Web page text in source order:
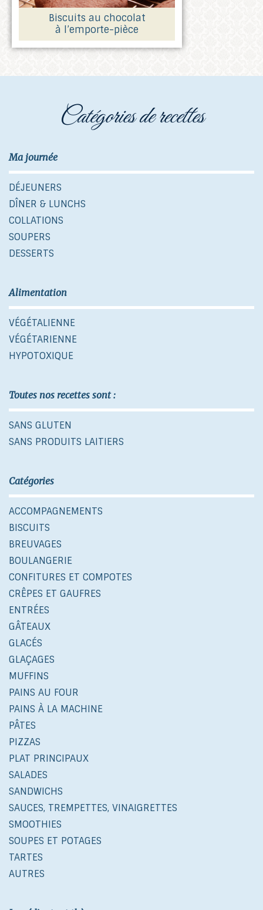
Biscuits au chocolat
à l’emporte-pièce
catégories de recettes
Ma journée
DÉJEUNERS
DÎNER & LUNCHS
COLLATIONS
SOUPERS
DESSERTS
Alimentation
VÉGÉTALIENNE
VÉGÉTARIENNE
HYPOTOXIQUE
Toutes nos recettes sont :
SANS GLUTEN
SANS PRODUITS LAITIERS
Catégories
ACCOMPAGNEMENTS
BISCUITS
BREUVAGES
BOULANGERIE
CONFITURES ET COMPOTES
CRÊPES ET GAUFRES
ENTRÉES
GÂTEAUX
GLACÉS
GLAÇAGES
MUFFINS
PAINS AU FOUR
PAINS À LA MACHINE
PÂTES
PIZZAS
PLAT PRINCIPAUX
SALADES
SANDWICHS
SAUCES, TREMPETTES, VINAIGRETTES
SMOOTHIES
SOUPES ET POTAGES
TARTES
AUTRES